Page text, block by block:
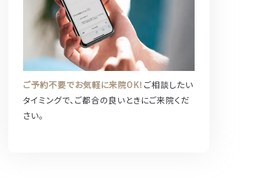
ご予約不要でお気軽に来院OK！ ご相談したい
タイミングで、ご都合の良いときにご来院くだ
さい。